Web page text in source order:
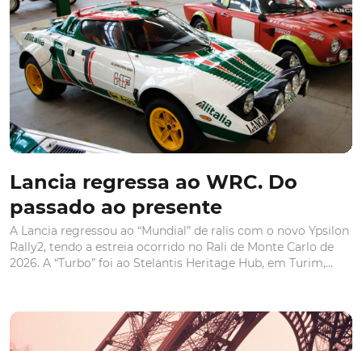
Lancia regressa ao WRC. Do
passado ao presente
A Lancia regressou ao “Mundial” de ralis com o novo Ypsilon
Rally2, tendo a estreia ocorrido no Rali de Monte Carlo de
2026. A “Turbo” foi ao Stelantis Heritage Hub, em Turim,